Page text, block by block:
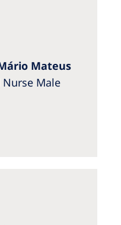
Mateus
Nurse Male